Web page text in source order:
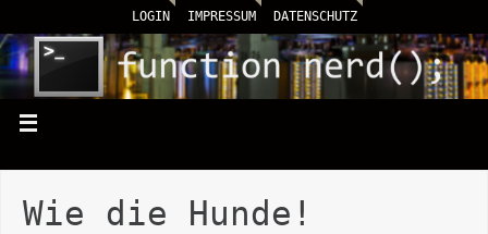
LOGIN IMPRESSUM DATENSCHUTZ
Wie die Hunde!